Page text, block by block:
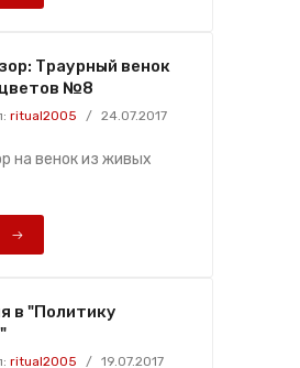
Траурный венок
№8
ritual2005 / 24.07.2017
на венок из живых
в "Политику
ritual2005 / 19.07.2017